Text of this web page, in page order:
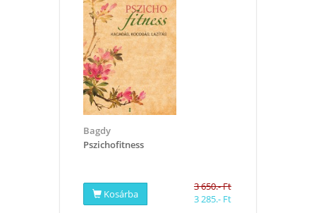
Bagdy
Pszichofitness
Kosárba
3 650.- Ft
3 285.- Ft